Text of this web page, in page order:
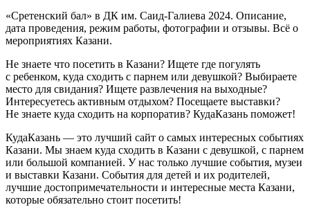
«Сретенский бал» в ДК им. Саид-Галиева 2024. Описание,
дата проведения, режим работы, фотографии и отзывы. Всё о
мероприятиях Казани.
Не знаете что посетить в Казани? Ищете где погулять
с ребенком, куда сходить с парнем или девушкой? Выбираете
место для свидания? Ищете развлечения на выходные?
Интересуетесь активным отдыхом? Посещаете выставки?
Не знаете куда сходить на корпоратив? КудаКазань поможет!
КудаКазань — это лучший сайт о самых интересных событиях
Казани. Мы знаем куда сходить в Казани с девушкой, с парнем
или большой компанией. У нас только лучшие события, музеи
и выставки Казани. События для детей и их родителей,
лучшие достопримечательности и интересные места Казани,
которые обязательно стоит посетить!